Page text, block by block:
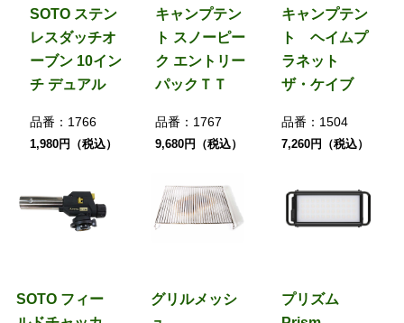
SOTO ステン
レスダッチオ
ーブン 10イン
チ デュアル
品番： 1766
1,980円（税込）
キャンプテン
ト スノーピー
ク エントリー
パックＴＴ
品番： 1767
9,680円（税込）
キャンプテン
ト ヘイムプ
ラネット
ザ・ケイブ
品番： 1504
7,260円（税込）
SOTO フィー
グリルメッシ
プリズム